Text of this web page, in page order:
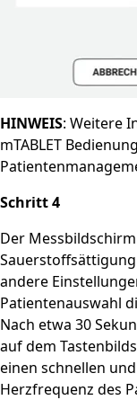
HINWEIS: Weitere
mTABLET
Schritt 4
Der
andere
Patientenauswahl
Nach etwa 30
auf dem
einen schnellen
Herzfrequenz des